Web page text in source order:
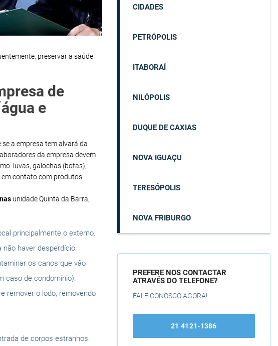
preservar a saúde
de
e
a empresa tem alvará da
da empresa devem
luvas, galochas (botas),
em contato com produtos
unidade Quinta da Barra,
principalmente o externo.
haver desperdício.
os canos que vão
caso de condomínio).
remover o lodo, removendo
de corpos estranhos.
CIDADES
PETRÓPOLIS
ITABORAÍ
NILÓPOLIS
DUQUE DE CAXIAS
NOVA IGUAÇU
TERESÓPOLIS
NOVA FRIBURGO
PREFERE NOS CONTACTAR
ATRAVÉS DO TELEFONE?
FALE CONOSCO AGORA!
21 4121-1386